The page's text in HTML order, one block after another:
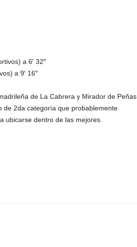
a 6′ 32″
a 9′ 16″
de La Cabrera y Mirador de Peñas
de 2da categoría que probablemente
ubicarse dentro de las mejores.